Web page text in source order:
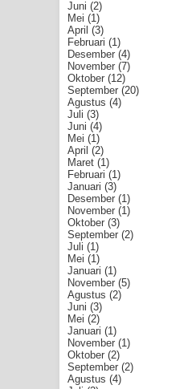
Juni (2)
Mei (1)
April (3)
Februari (1)
Desember (4)
November (7)
Oktober (12)
September (20)
Agustus (4)
Juli (3)
Juni (4)
Mei (1)
April (2)
Maret (1)
Februari (1)
Januari (3)
Desember (1)
November (1)
Oktober (3)
September (2)
Juli (1)
Mei (1)
Januari (1)
November (5)
Agustus (2)
Juni (3)
Mei (2)
Januari (1)
November (1)
Oktober (2)
September (2)
Agustus (4)